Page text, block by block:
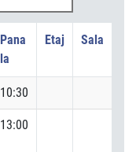
Pana
la
Etaj Sala
10:30
13:00